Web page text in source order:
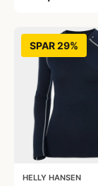
SPAR 29%
HELLY HANSEN